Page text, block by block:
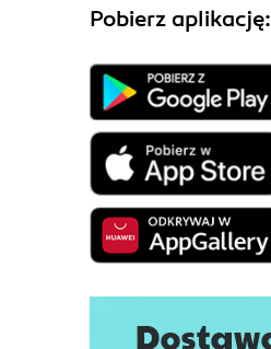
Pobierz aplikację: